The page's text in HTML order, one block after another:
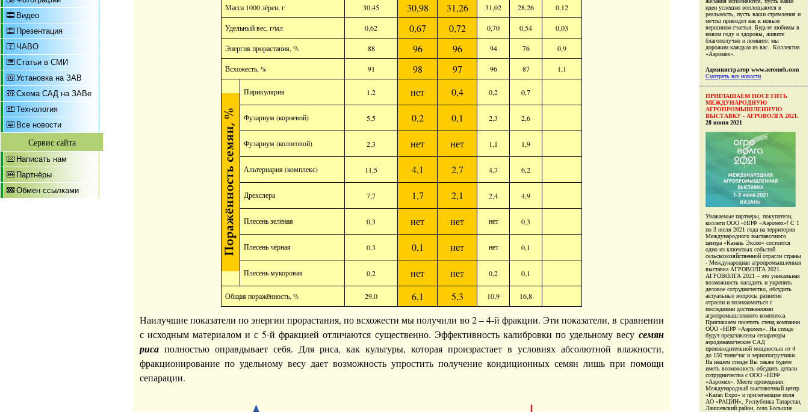
Видео
Презентация
ЧАВО
Статьи в СМИ
Установка на ЗАВ
Схема САД на ЗАВе
Технология
Все новости
Сервис сайта
Написать нам
Партнёры
Обмен ссылками
Масса 1000 зёрен, г 30,45 30,98 31,26 31,02 28,26 0,12
Удельный вес, г/мл 0,62 0,67 0,72 0,70 0,54 0,03
Энергия прорастания, % 88 96 96 94 76 0,9
Всхожесть, % 91 98 97 96 87 1,1
Пирикулярия 1,2 нет 0,4 0,2 0,7
Фузариум (корневой) 5,5 0,2 0,1 2,3 2,6
Фузариум (колосовой) 2,3 нет нет 1,1 1,9
Альтернария (комплекс) 11,5 4,1 2,7 4,7 6,2
Дрехслера 7,7 1,7 2,1 2,4 4,9
Плесень зелёная 0,3 нет нет нет 0,3
Плесень чёрная 0,3 0,1 нет нет 0,1
Плесень мукоровая 0,2 нет нет 0,2 0,1
Общая поражённость, % 29,0 6,1 5,3 10,9 16,8
Наилучшие показатели по энергии прорастания, по всхожести мы получили во 2 – 4-й фракции. Эти показатели, в сравнении
с исходным материалом и с 5-й фракцией отличаются существенно. Эффективность калибровки по удельному весу семян
рисаполностью оправдывает себя. Для риса, как культуры, которая произрастает в условиях абсолютной влажности,
фракционирование по удельному весу дает возможность упростить получение кондиционных семян лишь при помощи
сепарации.
идеи успешно воплощаются в
реальность, пусть ваши стремления и
мечты приводят вас к новым
вершинам счастья. Будьте любимы в
новом году и здоровы, живите
благополучно и помните: мы
дорожим каждым из вас.. Коллектив
«Аэромех».
Администратор www.aeromeh.com
Смотреть все новости
ПРИГЛАШАЕМ ПОСЕТИТЬ
МЕЖДУНАРОДНУЮ
АГРОПРОМЫШЛЕННУЮ
ВЫСТАВКУ - АГРОВОЛГА 2021.
28 июня 2021
Уважаемые партнеры, покупатели,
коллеги ООО «НПФ «Аэромех»! С 1
по 3 июля 2021 года на территории
Международного выставочного
центра «Казань Экспо» состоится
одно из ключевых событий
сельскохозяйственной отрасли страны
- Международная агропромышленная
выставка АГРОВОЛГА 2021.
АГРОВОЛГА 2021 – это уникальная
возможность наладить и укрепить
деловое сотрудничество, обсудить
актуальные вопросы развития
отрасли и познакомиться с
последними достижениями
агропромышленного комплекса.
Приглашаем посетить стенд компании
ООО «НПФ «Аэромех». На стенде
будут представлены сепараторы
аэродинамические САД
производительной мощностью от 4
до 150 тонн/час и зернопогрузчики.
На нашем стенде Вы также будете
иметь возможность обсудить детали
сотрудничества с ООО «НПФ
«Аэромех». Место проведения:
Международный выставочный центр
«Kazan Expo» и прилегающие поля
АО «РАЦИН», Республика Татарстан,
Лаишевский район, село Большие